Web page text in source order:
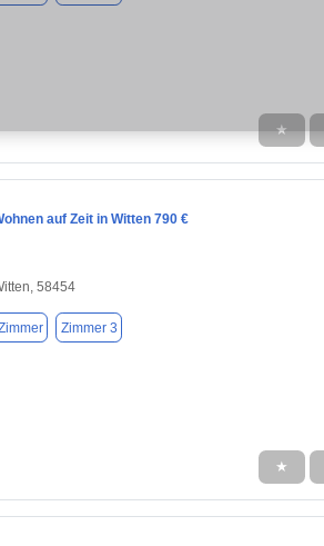
★
auf Zeit in Witten 790 €
58454
Zimmer 3
★